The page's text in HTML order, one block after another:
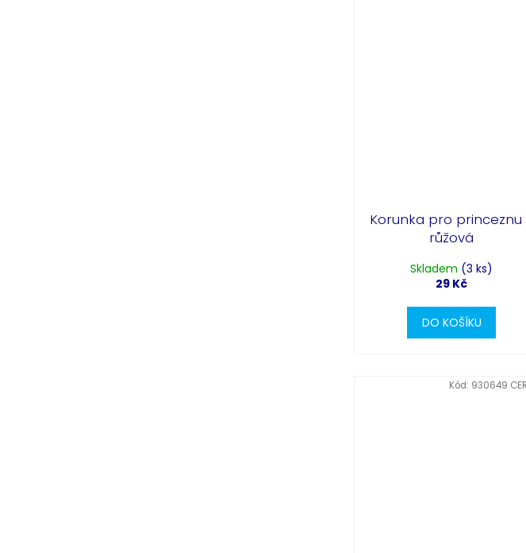
Korunka pro princeznu
růžová
Skladem (3 ks)
29 Kč
DO KOŠÍKU
Kód: 930649